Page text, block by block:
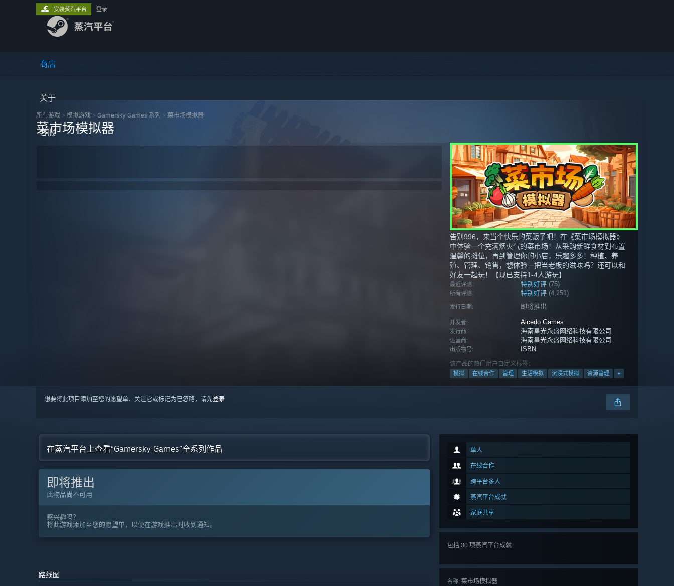
商店
关于
客服
安装蒸汽平台 登录
所有游戏 > 模拟‎游戏 > Gamersky Games 系列 > 菜市场模拟器
菜市场模拟器
告别996，来当个快乐的菜贩子吧！在《菜市场模拟器》
中体验一个充满烟火气的菜市场！从采购新鲜食材到布置
温馨的摊位，再到管理你的小店，乐趣多多！种植、养
殖、管理、销售，想体验一把当老板的滋味吗？还可以和
好友一起玩！【现已支持1-4人游玩】
最近评测： 特别好评 (75)
所有评测： 特别好评 (4,251)
发行日期: 即将推出
开发者: Alcedo Games
发行商: 海南星光永盛网络科技有限公司
运营商: 海南星光永盛网络科技有限公司
出版物号: ISBN
该产品的热门用户自定义标签：
模拟 在线合作 管理 生活模拟 沉浸式模拟 资源管理 +
想要将此项目添加至您的愿望单、关注它或标记为已忽略，请先登录
单人
在线合作
跨平台多人
蒸汽平台成就
家庭共享
包括 30 项蒸汽平台成就
名称: 菜市场模拟器
在蒸汽平台上查看“Gamersky Games”全系列作品
即将推出
此物品尚不可用
感兴趣吗？
将此游戏添加至您的愿望单，以便在游戏推出时收到通知。
路线图